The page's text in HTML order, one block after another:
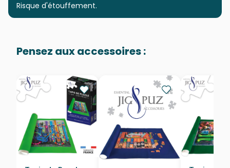
Age
Puzzle pour Adultes (500 à
Provenance Puzzles fabriqués en France
EAN 4001504572945
Nombre de pièces 1000 pièces
Dimensions 69 x 49 cm
Risque d'étouffement.
Pensez aux accessoires :